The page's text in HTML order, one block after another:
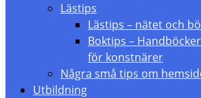
Lästips
Lästips – nätet och
Boktips –
för konstnärer
Några små tips om
Utbildning